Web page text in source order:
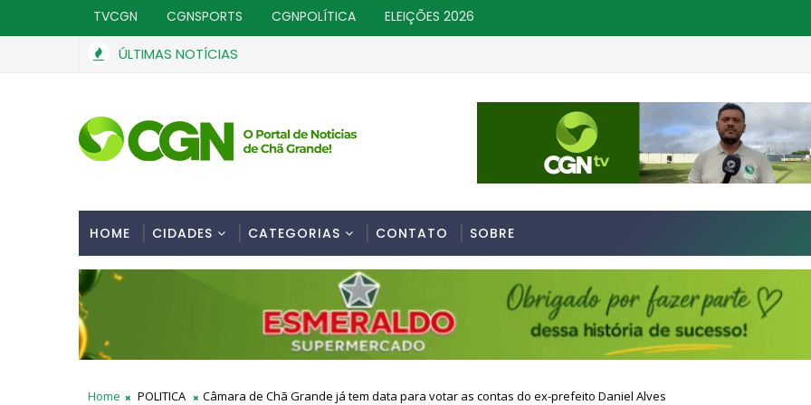
TVCGN CGNSPORTS CGNPOLÍTICA ELEIÇÕES 2026
ÚLTIMAS NOTÍCIAS
HOME CIDADES CATEGORIAS CONTATO SOBRE
Home POLITICA Câmara de Chã Grande já tem data para votar as contas do ex-prefeito Daniel Alves